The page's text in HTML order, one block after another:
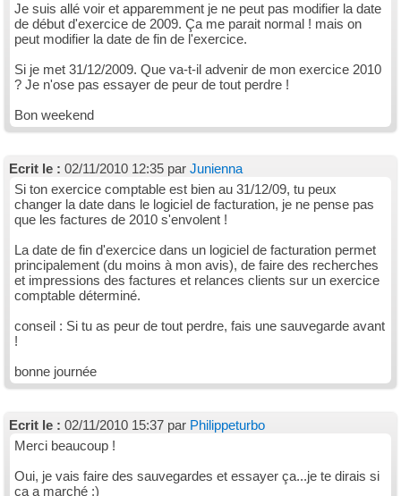
Je suis allé voir et apparemment je ne peut pas modifier la date
de début d'exercice de 2009. Ça me parait normal ! mais on
peut modifier la date de fin de l'exercice.
Si je met 31/12/2009. Que va-t-il advenir de mon exercice 2010
? Je n'ose pas essayer de peur de tout perdre !
Bon weekend
Ecrit le : 02/11/2010 12:35 par Junienna
Si ton exercice comptable est bien au 31/12/09, tu peux
changer la date dans le logiciel de facturation, je ne pense pas
que les factures de 2010 s'envolent !
La date de fin d'exercice dans un logiciel de facturation permet
principalement (du moins à mon avis), de faire des recherches
et impressions des factures et relances clients sur un exercice
comptable déterminé.
conseil : Si tu as peur de tout perdre, fais une sauvegarde avant
!
bonne journée
Ecrit le : 02/11/2010 15:37 par Philippeturbo
Merci beaucoup !
Oui, je vais faire des sauvegardes et essayer ça...je te dirais si
ça a marché :)